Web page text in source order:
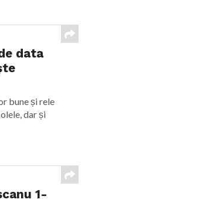
data
bune și rele
dar și
1-